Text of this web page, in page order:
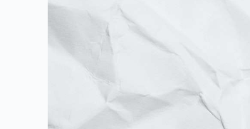
Solution-Work